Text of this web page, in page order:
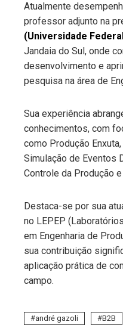
Atualmente
professor adjunto na
(Universidade
Jandaia do Sul, onde
desenvolvimento e
pesquisa na área de
Sua experiência
conhecimentos, com
como Produção Enxuta,
Simulação de Eventos
Controle da Produção
Destaca-se por sua
no LEPEP
em Engenharia de
sua contribuição
aplicação prática de
campo.
andré gazoli B2B